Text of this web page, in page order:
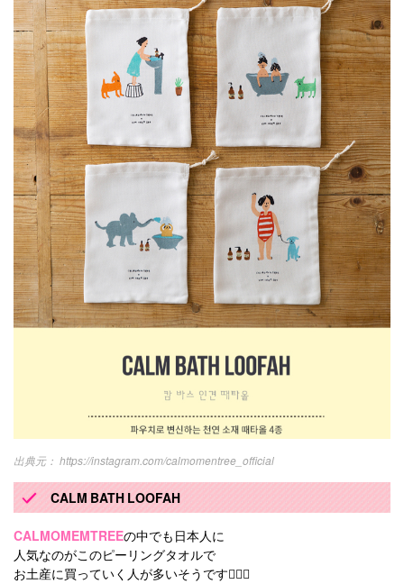
https://instagram.com/calmomentree_official
CALM BATH LOOFAH
CALMOMEMTREEの中でも日本人に
人気なのがこのピーリングタオルで
お土産に買っていく人が多いそうです💆‍♀️✨